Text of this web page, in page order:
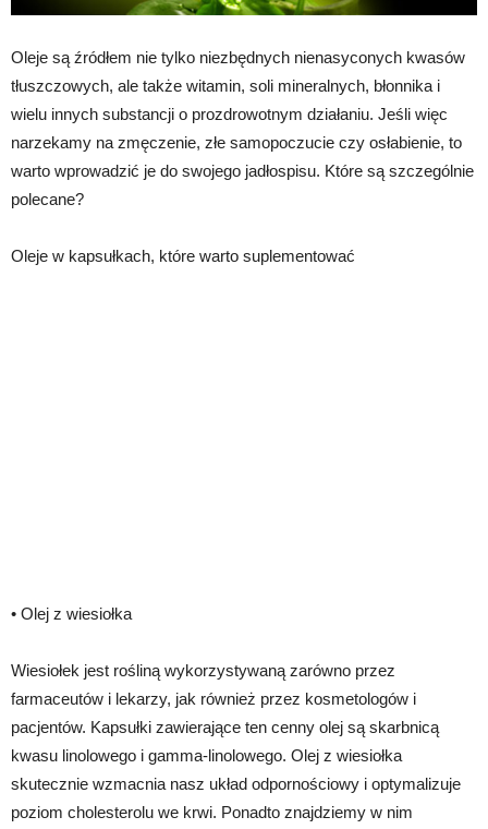
Oleje są źródłem nie tylko niezbędnych nienasyconych kwasów
tłuszczowych, ale także witamin, soli mineralnych, błonnika i
wielu innych substancji o prozdrowotnym działaniu. Jeśli więc
narzekamy na zmęczenie, złe samopoczucie czy osłabienie, to
warto wprowadzić je do swojego jadłospisu. Które są szczególnie
polecane?
Oleje w kapsułkach, które warto suplementować
• Olej z wiesiołka
Wiesiołek jest rośliną wykorzystywaną zarówno przez
farmaceutów i lekarzy, jak również przez kosmetologów i
pacjentów. Kapsułki zawierające ten cenny olej są skarbnicą
kwasu linolowego i gamma-linolowego. Olej z wiesiołka
skutecznie wzmacnia nasz układ odpornościowy i optymalizuje
poziom cholesterolu we krwi. Ponadto znajdziemy w nim